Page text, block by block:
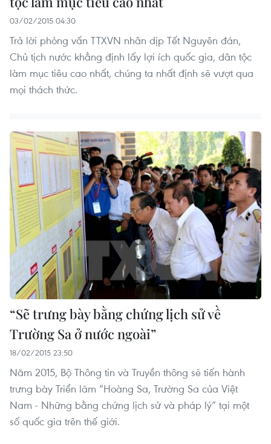
03/02/2015 04:30
Trả lời phỏng vấn TTXVN nhân dịp Tết Nguyên đán,
Chủ tịch nước khẳng định lấy lợi ích quốc gia, dân tộc
làm mục tiêu cao nhất, chúng ta nhất định sẽ vượt qua
mọi thách thức.
“Sẽ trưng bày bằng chứng lịch sử về
Trường Sa ở nước ngoài”
18/02/2015 23:50
Năm 2015, Bộ Thông tin và Truyền thông sẽ tiến hành
trưng bày Triển lãm “Hoàng Sa, Trường Sa của Việt
Nam - Những bằng chứng lịch sử và pháp lý” tại một
số quốc gia trên thế giới.